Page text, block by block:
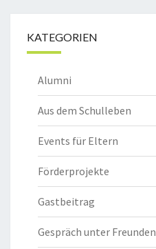
KATEGORIEN
Alumni
Aus dem Schulleben
Events für Eltern
Förderprojekte
Gastbeitrag
Gespräch unter Freunden